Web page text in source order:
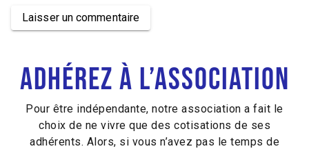
Laisser un commentaire
Adhérez à l’association
Pour être indépendante, notre association a fait le
choix de ne vivre que des cotisations de ses
adhérents. Alors, si vous n’avez pas le temps de